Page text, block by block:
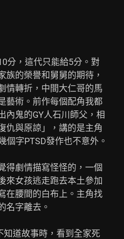
分，這代只能給5分。對
族的榮譽和舅舅的期待，
情轉折，中間大仁哥的馬
藝術。前作每個配角我都
內鬼的GY人石川師父，相
仇與原諒」，講的是主角
個字PTSD發作也不意外。
得劇情描寫怪怪的，一個
來女孩逃走跑去本土參加
在腰間的白布上。主角找
名字離去。
知道故事時，看到全家死